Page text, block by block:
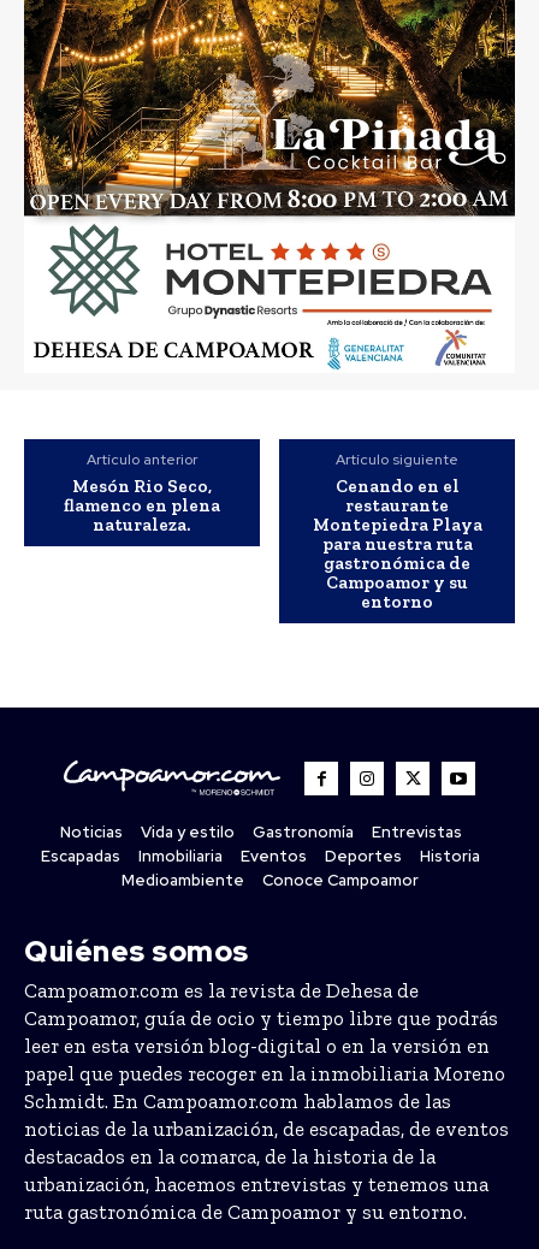
Artículo anterior
Mesón Rio Seco,
flamenco en plena
naturaleza.
Artículo siguiente
Cenando en el
restaurante
Montepiedra Playa
para nuestra ruta
gastronómica de
Campoamor y su
entorno
Noticias Vida y estilo Gastronomía
Entrevistas
Escapadas
Inmobiliaria Eventos Deportes
Historia
Medioambiente
Conoce Campoamor
Quiénes somos
Campoamor.com es la revista de Dehesa de
Campoamor, guía de ocio y tiempo libre que podrás
leer en esta versión blog-digital o en la versión en
papel que puedes recoger en la inmobiliaria Moreno
Schmidt. En Campoamor.com hablamos de las
noticias de la urbanización, de escapadas, de eventos
destacados en la comarca, de la historia de la
urbanización, hacemos entrevistas y tenemos una
ruta gastronómica de Campoamor y su entorno.